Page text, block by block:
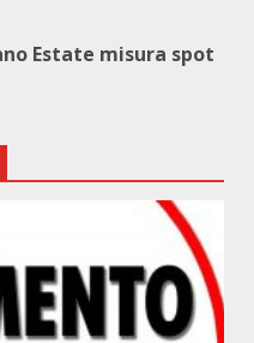
Estate misura spot